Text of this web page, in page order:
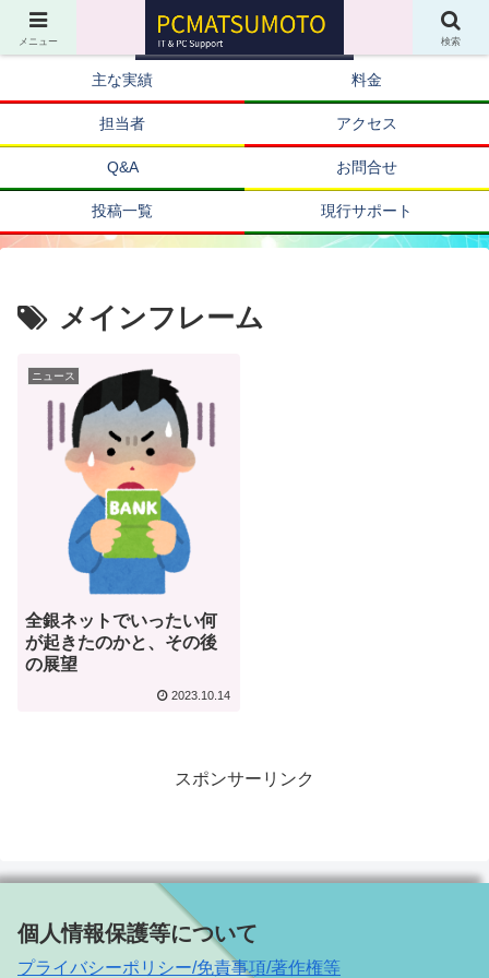
主な実績 料金
担当者 アクセス
Q&A お問合せ
投稿一覧 現行サポート
メインフレーム
ニュース
全銀ネットでいったい何
が起きたのかと、その後
の展望
2023.10.14
スポンサーリンク
個人情報保護等について
プライバシーポリシー/免責事項/著作権等
メニュー 検索